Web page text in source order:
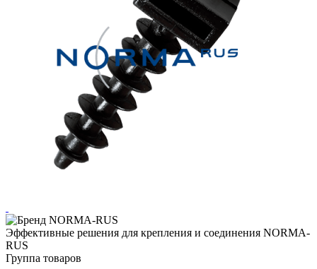
Эффективные решения для крепления и соединения NORMA-
RUS
Группа товаров